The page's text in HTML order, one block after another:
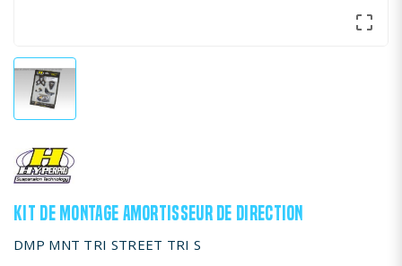

KIT DE MONTAGE AMORTISSEUR DE DIRECTION
DMP MNT TRI STREET TRI S